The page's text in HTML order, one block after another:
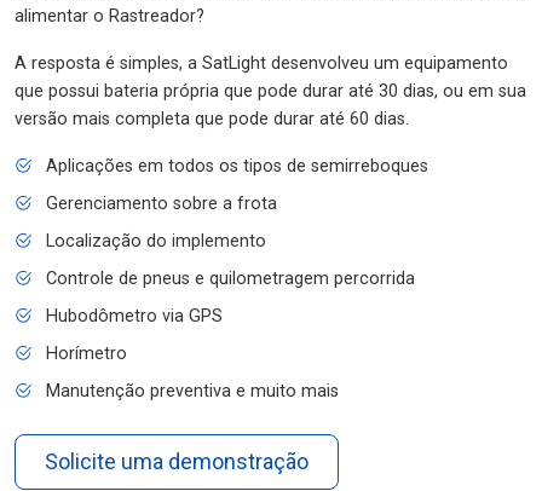
alimentar o Rastreador?
A resposta é simples, a SatLight desenvolveu um equipamento
que possui bateria própria que pode durar até 30 dias, ou em sua
versão mais completa que pode durar até 60 dias.
Aplicações em todos os tipos de semirreboques
Gerenciamento sobre a frota
Localização do implemento
Controle de pneus e quilometragem percorrida
Hubodômetro via GPS
Horímetro
Manutenção preventiva e muito mais
Solicite uma demonstração